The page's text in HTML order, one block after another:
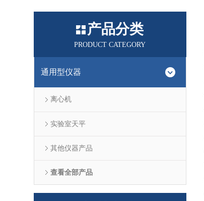
产品分类
PRODUCT CATEGORY
通用型仪器
离心机
实验室天平
其他仪器产品
查看全部产品